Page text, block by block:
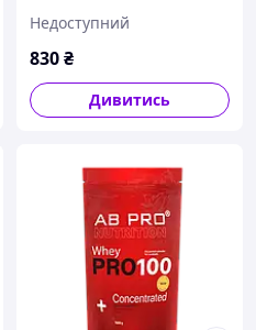
Низькокалорійна"
EntherMeal 1000 г
Недоступний
830₴
Дивитись